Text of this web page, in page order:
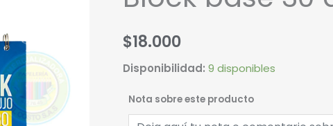
$18.000
Disponibilidad: 9 disponibles
Nota sobre este producto